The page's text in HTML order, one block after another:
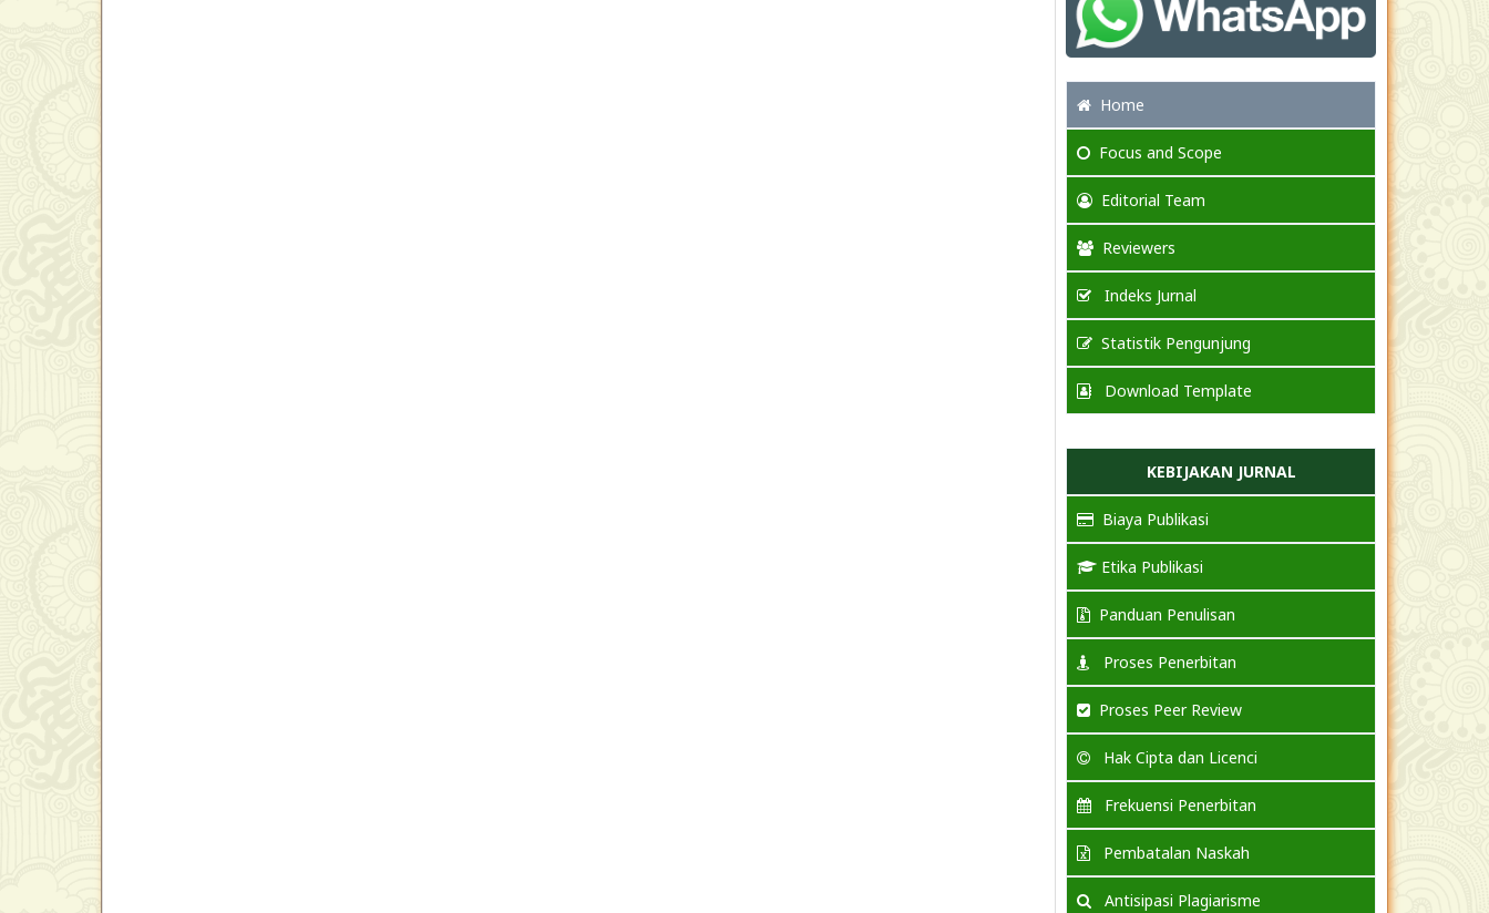
Home
Focus and Scope
Editorial Team
Reviewers
Indeks Jurnal
Statistik Pengunjung
Download Template
KEBIJAKAN JURNAL
Biaya Publikasi
Etika Publikasi
Panduan Penulisan
Proses Penerbitan
Proses Peer Review
Hak Cipta dan Licenci
Frekuensi Penerbitan
Pembatalan Naskah
Antisipasi Plagiarisme